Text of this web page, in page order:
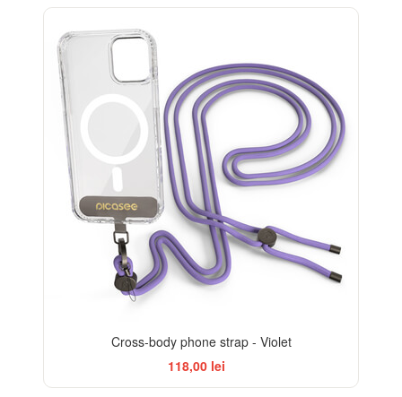
Cross-body phone strap - Violet
118,00 lei